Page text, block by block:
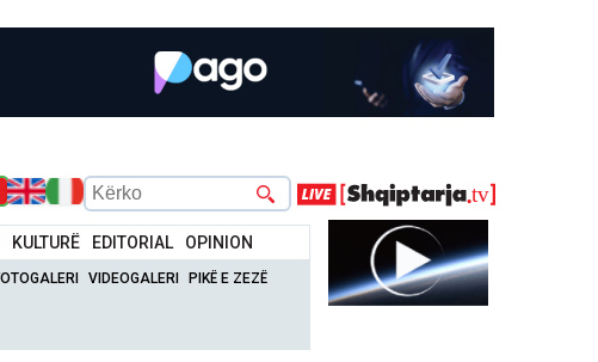
KULTURË EDITORIAL OPINION
VIDEOGALERI PIKË E ZEZË